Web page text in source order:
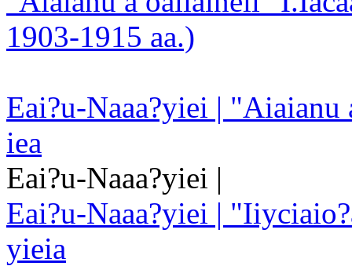
1903-1915 aa.)
Eai?u-Naaa?yiei |
iea
Eai?u-Naaa?yiei |
Eai?u-Naaa?yiei |
yieia